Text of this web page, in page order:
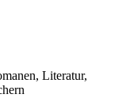
Literatur,